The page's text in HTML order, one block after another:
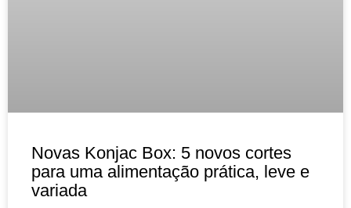
Novas Konjac Box: 5 novos cortes
para uma alimentação prática, leve e
variada